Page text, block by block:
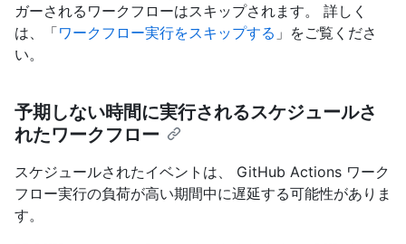
ガーされるワークフローはスキップされます。 詳しく
は、「ワークフロー実行をスキップする 」をご覧くださ
い。
予期しない時間に実行されるスケジュールさ
れたワークフロー
スケジュールされたイベントは、 GitHub Actions ワーク
フロー実行の負荷が高い期間中に遅延する可能性がありま
す。